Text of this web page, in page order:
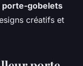
porte-gobelets
créatifs et